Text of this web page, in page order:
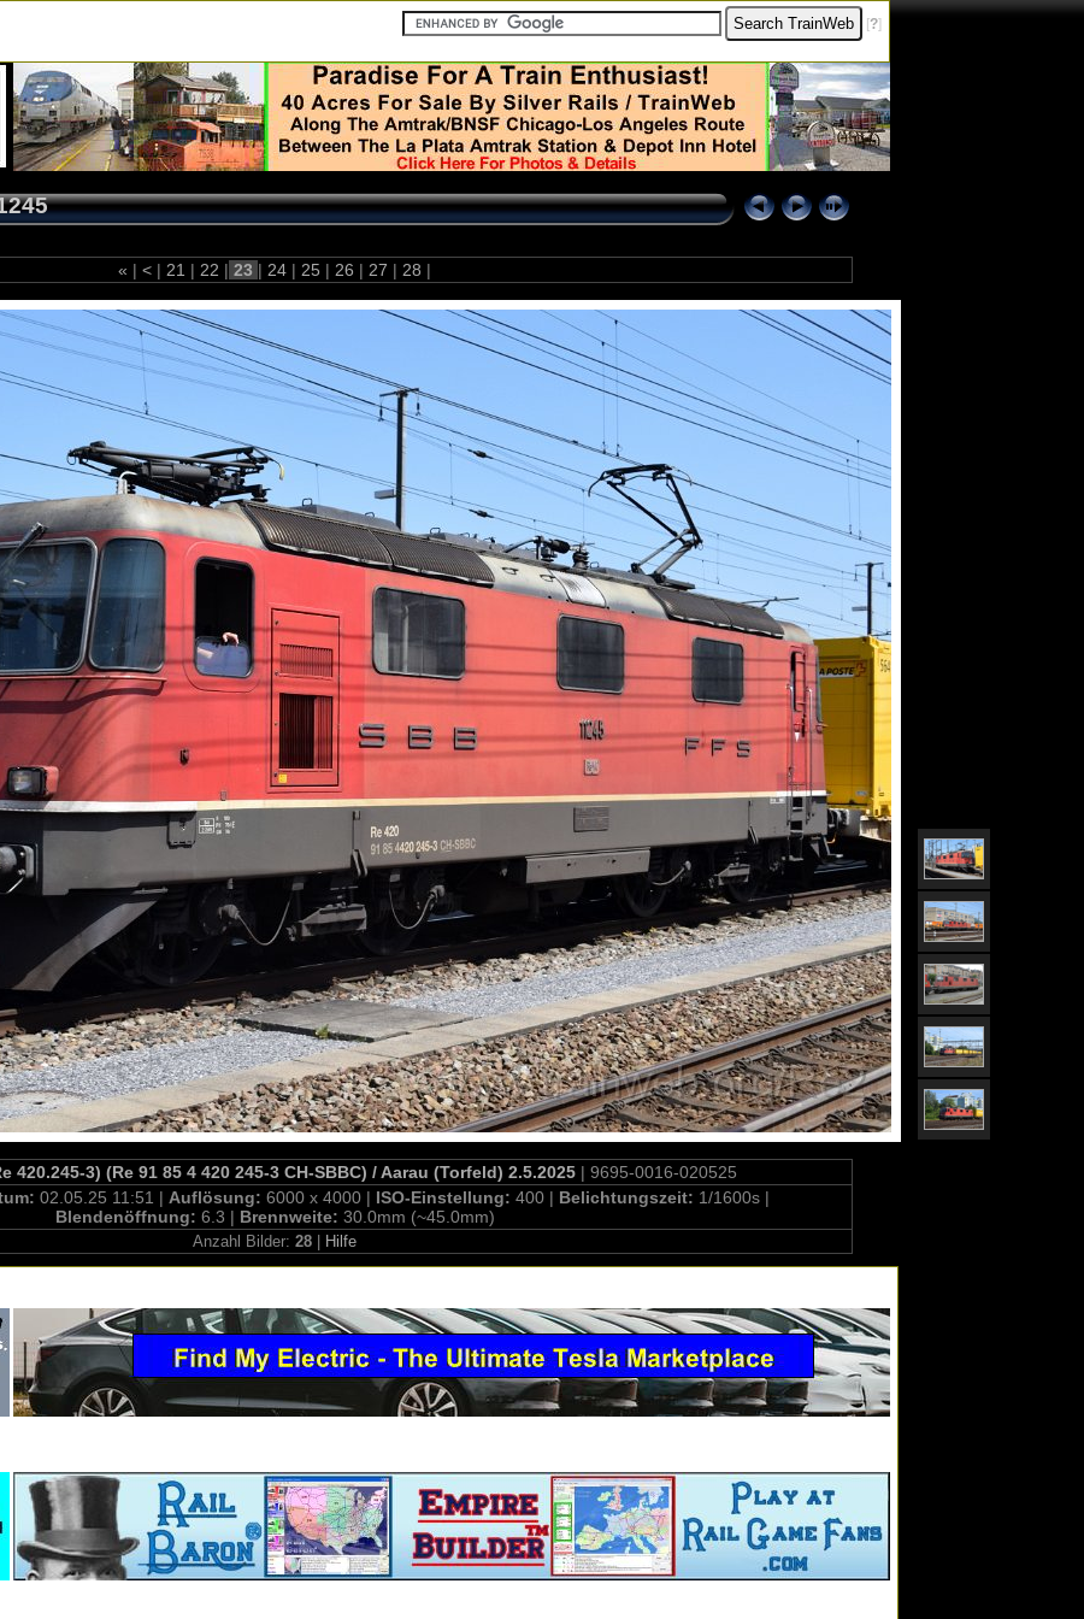
[?]
« | < | 21 | 22 | 23 | 24 | 25 | 26 | 27 | 28 |
420.245-3) (Re 91 85 4 420 245-3 CH-SBBC) / Aarau (Torfeld) 2.5.2025| 9695-0016-020525
02.05.25 11:51 | Auflösung: 6000 x 4000 | ISO-Einstellung: 400 | Belichtungszeit: 1/1600s |
Blendenöffnung: 6.3 | Brennweite: 30.0mm (~45.0mm)
Anzahl Bilder: 28 Hilfe